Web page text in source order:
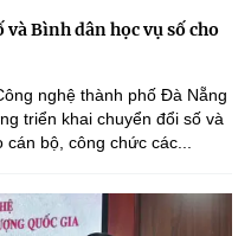
Bình dân học vụ số cho
nghệ thành phố Đà Nẵng
triển khai chuyển đổi số và
bộ, công chức các...